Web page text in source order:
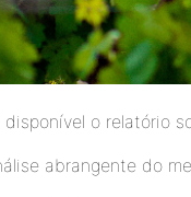
disponível o relatório
abrangente do